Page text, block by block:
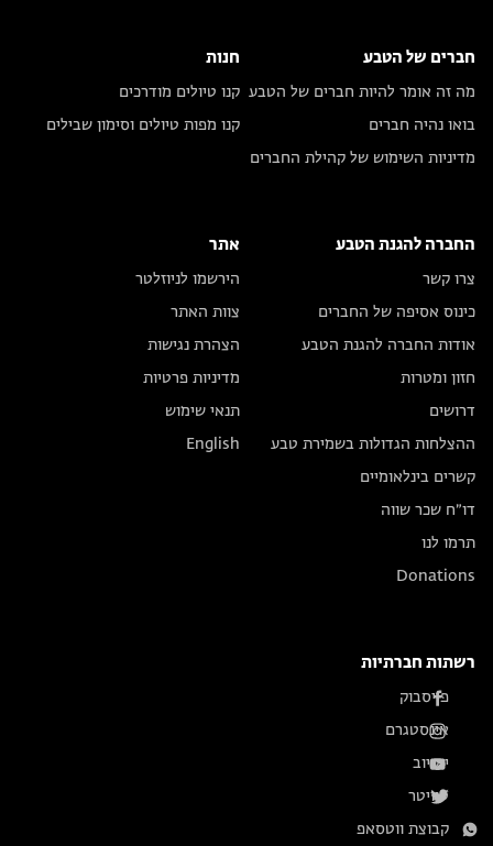
חברים של הטבע
מה זה אומר להיות חברים של הטבע
בואו נהיה חברים
מדיניות השימוש של קהילת החברים
חנות
קנו טיולים מודרכים
קנו מפות טיולים וסימון שבילים
החברה להגנת הטבע
צרו קשר
כינוס אסיפה של החברים
אודות החברה להגנת הטבע
חזון ומטרות
דרושים
ההצלחות הגדולות בשמירת טבע
קשרים בינלאומיים
דו״ח שכר שווה
תרמו לנו
Donations
אתר
הירשמו לניוזלטר
צוות האתר
הצהרת נגישות
מדיניות פרטיות
תנאי שימוש
English
רשתות חברתיות
פייסבוק
אינסטגרם
יוטיוב
טוויטר
קבוצת ווטסאפ